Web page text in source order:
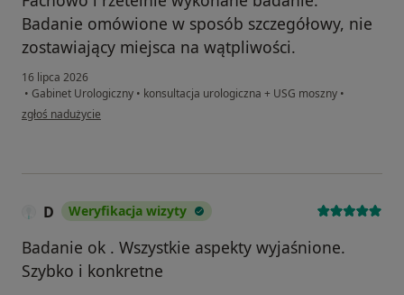
Badanie omówione w sposób szczegółowy, nie
zostawiający miejsca na wątpliwości.
16 lipca 2026
• Gabinet Urologiczny • konsultacja urologiczna + USG moszny •
w opinii użytkownika Marcin
zgłoś nadużycie
D Weryfikacja wizyty
Badanie ok . Wszystkie aspekty wyjaśnione.
Szybko i konkretne